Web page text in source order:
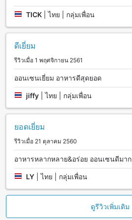
TICK |ไทย | กลุ่มเพื่อน
ดีเยี่ยม
รีวิวเมื่อ 1 พฤศจิกายน 2561
ออนเซนเยี่ยม อาหารดีสุดยอด
jiffy |ไทย | กลุ่มเพื่อน
ยอดเยี่ยม
รีวิวเมื่อ 21 ตุลาคม 2560
อาหารหลากหลาย&อร่อย ออนเซนดีมาก
LY |ไทย | กลุ่มเพื่อน
ดูรีวิวเพิ่มเติม